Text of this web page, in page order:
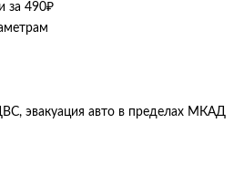
за 490₽
эвакуация авто в пределах МКАД